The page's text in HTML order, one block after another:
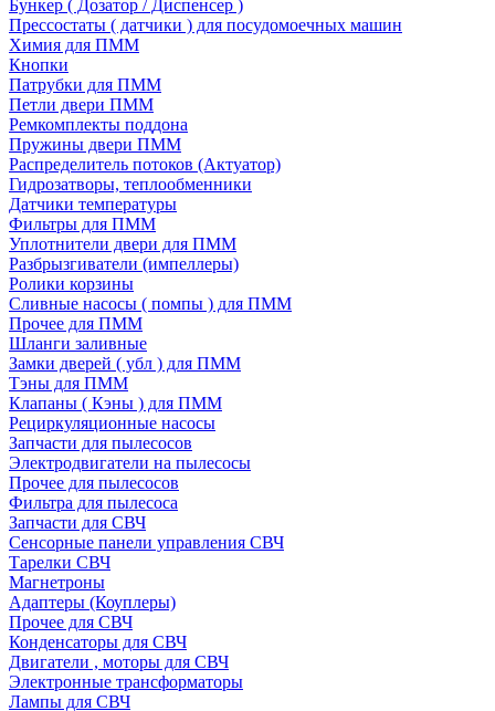
Бункер ( Дозатор / Диспенсер )
Прессостаты ( датчики ) для посудомоечных машин
Химия для ПММ
Кнопки
Патрубки для ПММ
Петли двери ПММ
Ремкомплекты поддона
Пружины двери ПММ
Распределитель потоков (Актуатор)
Гидрозатворы, теплообменники
Датчики температуры
Фильтры для ПММ
Уплотнители двери для ПММ
Разбрызгиватели (импеллеры)
Ролики корзины
Сливные насосы ( помпы ) для ПММ
Прочее для ПММ
Шланги заливные
Замки дверей ( убл ) для ПММ
Тэны для ПММ
Клапаны ( Кэны ) для ПММ
Рециркуляционные насосы
Запчасти для пылесосов
Электродвигатели на пылесосы
Прочее для пылесосов
Фильтра для пылесоса
Запчасти для СВЧ
Сенсорные панели управления СВЧ
Тарелки СВЧ
Магнетроны
Адаптеры (Коуплеры)
Прочее для СВЧ
Конденсаторы для СВЧ
Двигатели , моторы для СВЧ
Электронные трансформаторы
Лампы для СВЧ